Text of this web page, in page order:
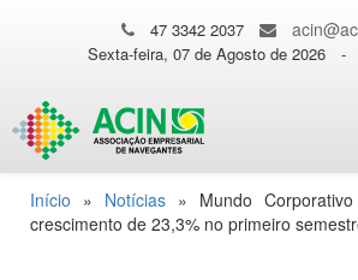
47 3342 2037
Sexta-feira, 07 de Agosto de 2026 -
Início » Notícias » Mundo
crescimento de 23,3% no primeiro